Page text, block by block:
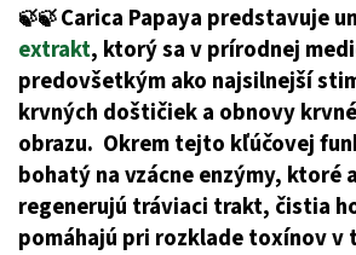
🍃🍃Carica Papaya predstavuje
extrakt, ktorý sa v prírodnej
predovšetkým ako najsilnejší
krvných doštičiek a obnovy
obrazu. Okrem tejto kľúčovej
bohatý na vzácne enzýmy, ktoré
regenerujú tráviaci trakt, čistia
pomáhajú pri rozklade toxínov v